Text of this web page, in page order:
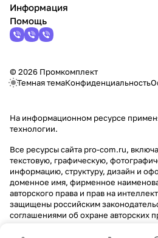
Информация
Помощь
© 2026 Промкомплект
Темная темаКонфиденциальность
На информационном ресурсе
технологии.
Все ресурсы сайта pro-com.ru,
текстовую, графическую,
информацию, структуру, дизайн и
доменное имя, фирменное
авторского права и прав на
защищены российским
соглашениями об охране авторских